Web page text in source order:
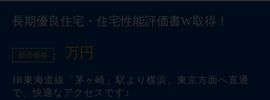
長期優良住宅・住宅性能評価書W取得！
販売価格 万円
JR東海道線「茅ヶ崎」駅より横浜、東京方面へ直通
で、快適なアクセスです♪